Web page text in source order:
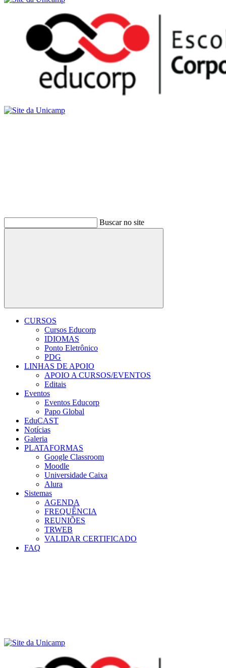
Buscar no site
Buscar
CURSOS
Cursos Educorp
IDIOMAS
Ponto Eletrônico
PDG
LINHAS DE APOIO
APOIO A CURSOS/EVENTOS
Editais
Eventos
Eventos Educorp
Papo Global
EduCAST
Notícias
Galeria
PLATAFORMAS
Google Classroom
Moodle
Universidade Caixa
Alura
Sistemas
AGENDA
FREQUÊNCIA
REUNIÕES
TRWEB
VALIDAR CERTIFICADO
FAQ